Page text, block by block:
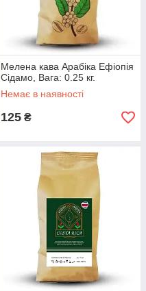
Мелена кава Арабіка Ефіопія
Сідамо, Вага: 0.25 кг.
Немає в наявності
125 ₴